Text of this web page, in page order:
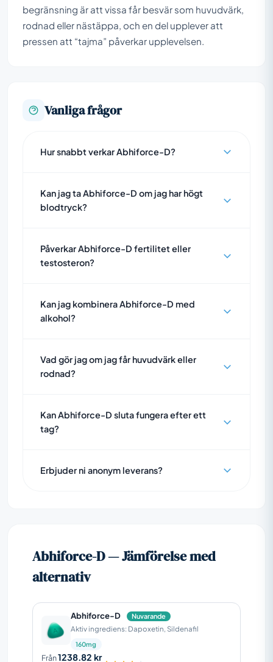
begränsning är att vissa får besvär som huvudvärk,
rodnad eller nästäppa, och en del upplever att
pressen att “tajma” påverkar upplevelsen.
Vanliga frågor
Hur snabbt verkar Abhiforce-D?
Kan jag ta Abhiforce-D om jag har högt
blodtryck?
Påverkar Abhiforce-D fertilitet eller
testosteron?
Kan jag kombinera Abhiforce-D med
alkohol?
Vad gör jag om jag får huvudvärk eller
rodnad?
Kan Abhiforce-D sluta fungera efter ett
tag?
Erbjuder ni anonym leverans?
Abhiforce-D — Jämförelse med
alternativ
Abhiforce-D Nuvarande
Aktiv ingrediens: Dapoxetin, Sildenafil
160mg
Från1238.82 kr